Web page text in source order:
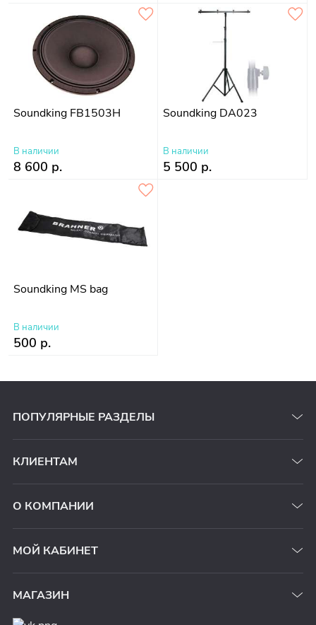
Soundking FB1503H
В наличии
8 600 р.
Soundking DA023
В наличии
5 500 р.
Soundking MS bag
В наличии
500 р.
ПОПУЛЯРНЫЕ РАЗДЕЛЫ
КЛИЕНТАМ
О КОМПАНИИ
МОЙ КАБИНЕТ
МАГАЗИН